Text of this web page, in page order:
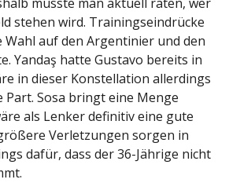
stehen wird. Trainingseindrücke
Wahl auf den Argentinier und den
Yandaş hatte Gustavo bereits in
in dieser Konstellation allerdings
Sosa bringt eine Menge
als Lenker definitiv eine gute
Verletzungen sorgen in
dafür, dass der 36-Jährige nicht